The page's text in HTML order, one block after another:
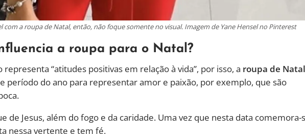
a roupa de Natal, então, não foque somente no visual. Imagem de Yane Hensel no Pinterest
a roupa para o Natal?
“atitudes positivas em relação à vida”, por isso, a roupa de Natal
período do ano para representar amor e paixão, por exemplo, que são
de Jesus, além do fogo e da caridade. Uma vez que nesta data comemora-
nessa vertente e tem fé.